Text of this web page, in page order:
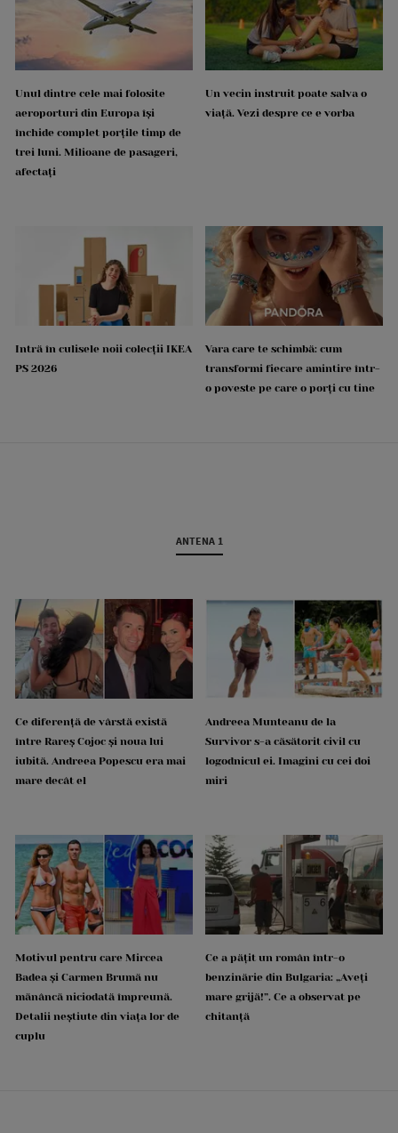
Unul dintre cele mai folosite
aeroporturi din Europa își
închide complet porțile timp de
trei luni. Milioane de pasageri,
afectați
Un vecin instruit poate salva o
viață. Vezi despre ce e vorba
Intră în culisele noii colecții IKEA
PS 2026
Vara care te schimbă: cum
transformi fiecare amintire într-
o poveste pe care o porți cu tine
ANTENA 1
Ce diferență de vârstă există
între Rareș Cojoc și noua lui
iubită. Andreea Popescu era mai
mare decât el
Andreea Munteanu de la
Survivor s-a căsătorit civil cu
logodnicul ei. Imagini cu cei doi
miri
Motivul pentru care Mircea
Badea și Carmen Brumă nu
mănâncă niciodată împreună.
Detalii neștiute din viața lor de
cuplu
Ce a pățit un român într-o
benzinărie din Bulgaria: „Aveți
mare grijă!”. Ce a observat pe
chitanță